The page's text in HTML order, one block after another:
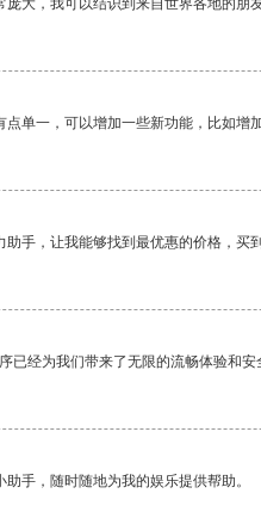
大，我可以结识到来自世界各地的朋友
单一，可以增加一些新功能，比如增
手，让我能够找到最优惠的价格，买
已经为我们带来了无限的流畅体验和安
手，随时随地为我的娱乐提供帮助。